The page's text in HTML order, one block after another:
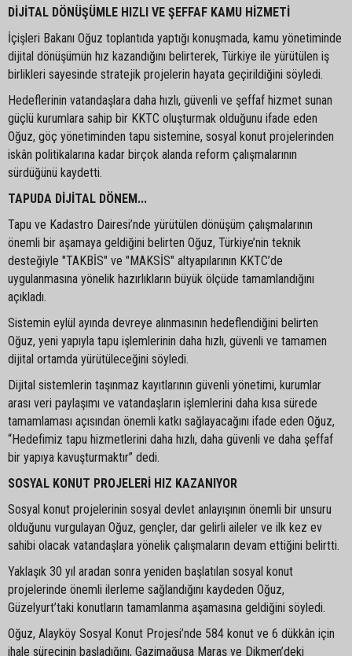
DİJİTAL DÖNÜŞÜMLE HIZLI VE ŞEFFAF KAMU HİZMETİ
İçişleri Bakanı Oğuz toplantıda yaptığı konuşmada, kamu yönetiminde
dijital dönüşümün hız kazandığını belirterek, Türkiye ile yürütülen iş
birlikleri sayesinde stratejik projelerin hayata geçirildiğini söyledi.
Hedeflerinin vatandaşlara daha hızlı, güvenli ve şeffaf hizmet sunan
güçlü kurumlara sahip bir KKTC oluşturmak olduğunu ifade eden
Oğuz, göç yönetiminden tapu sistemine, sosyal konut projelerinden
iskân politikalarına kadar birçok alanda reform çalışmalarının
sürdüğünü kaydetti.
TAPUDA DİJİTAL DÖNEM...
Tapu ve Kadastro Dairesi’nde yürütülen dönüşüm çalışmalarının
önemli bir aşamaya geldiğini belirten Oğuz, Türkiye’nin teknik
desteğiyle "TAKBİS" ve "MAKSİS" altyapılarının KKTC’de
uygulanmasına yönelik hazırlıkların büyük ölçüde tamamlandığını
açıkladı.
Sistemin eylül ayında devreye alınmasının hedeflendiğini belirten
Oğuz, yeni yapıyla tapu işlemlerinin daha hızlı, güvenli ve tamamen
dijital ortamda yürütüleceğini söyledi.
Dijital sistemlerin taşınmaz kayıtlarının güvenli yönetimi, kurumlar
arası veri paylaşımı ve vatandaşların işlemlerini daha kısa sürede
tamamlaması açısından önemli katkı sağlayacağını ifade eden Oğuz,
“Hedefimiz tapu hizmetlerini daha hızlı, daha güvenli ve daha şeffaf
bir yapıya kavuşturmaktır” dedi.
SOSYAL KONUT PROJELERİ HIZ KAZANIYOR
Sosyal konut projelerinin sosyal devlet anlayışının önemli bir unsuru
olduğunu vurgulayan Oğuz, gençler, dar gelirli aileler ve ilk kez ev
sahibi olacak vatandaşlara yönelik çalışmaların devam ettiğini belirtti.
Yaklaşık 30 yıl aradan sonra yeniden başlatılan sosyal konut
projelerinde önemli ilerleme sağlandığını kaydeden Oğuz,
Güzelyurt’taki konutların tamamlanma aşamasına geldiğini söyledi.
Oğuz, Alayköy Sosyal Konut Projesi’nde 584 konut ve 6 dükkân için
ihale sürecinin başladığını, Gazimağusa Maraş ve Dikmen’deki